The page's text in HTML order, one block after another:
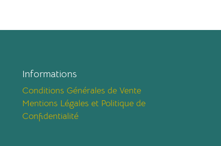
5,00 €
Informations
Conditions Générales de Vente
Mentions Légales et Politique de
Confidentialité